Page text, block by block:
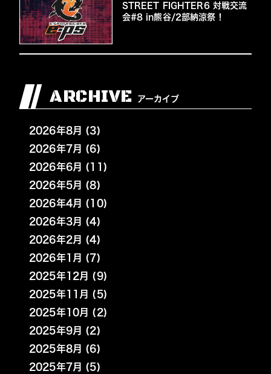
STREET FIGHTER6 対戦交流
会#8 in熊谷/2部納涼祭！
ARCHIVE アーカイブ
2026年8月 (3)
2026年7月 (6)
2026年6月 (11)
2026年5月 (8)
2026年4月 (10)
2026年3月 (4)
2026年2月 (4)
2026年1月 (7)
2025年12月 (9)
2025年11月 (5)
2025年10月 (2)
2025年9月 (2)
2025年8月 (6)
2025年7月 (5)